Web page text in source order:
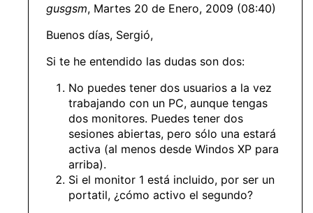
gusgsm, Martes 20 de Enero, 2009 (08:40)
Buenos días, Sergió,
Si te he entendido las dudas son dos:
No puedes tener dos usuarios a la vez
trabajando con un PC, aunque tengas
dos monitores. Puedes tener dos
sesiones abiertas, pero sólo una estará
activa (al menos desde Windos XP para
arriba).
Si el monitor 1 está incluido, por ser un
portatil, ¿cómo activo el segundo?